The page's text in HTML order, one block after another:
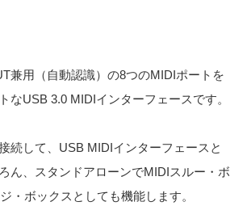
兼用（自動認識）の8つのMIDIポートを
なUSB 3.0 MIDIインターフェースです。
続して、USB MIDIインターフェースと
ん、スタンドアローンでMIDIスルー・ボ
・ボックスとしても機能します。